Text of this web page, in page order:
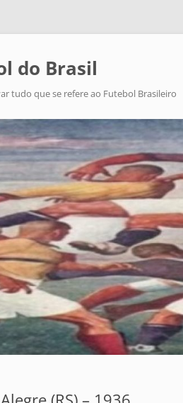
do Brasil
tudo que se refere ao Futebol Brasileiro